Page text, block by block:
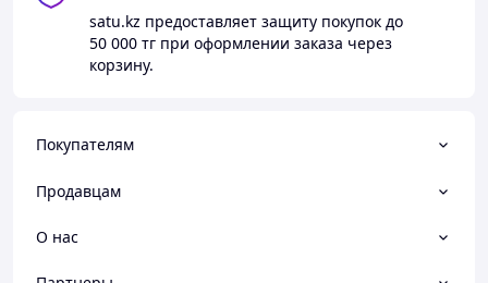
satu.kz предоставляет защиту покупок до
50 000 тг при оформлении заказа через
корзину.
Покупателям
Продавцам
О нас